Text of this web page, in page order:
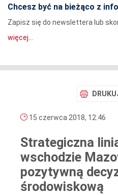
Chcesz być na bieżąco z
Zapisz się do newslettera lub
więcej...
15 czerwca 2018, 12:46
Strategiczna
wschodzie
pozytywną
środowiskową